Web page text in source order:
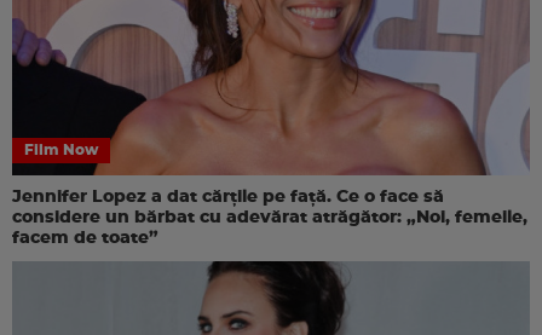
Film Now
Jennifer Lopez a dat cărțile pe față. Ce o face să
considere un bărbat cu adevărat atrăgător: „Noi, femeile,
facem de toate”